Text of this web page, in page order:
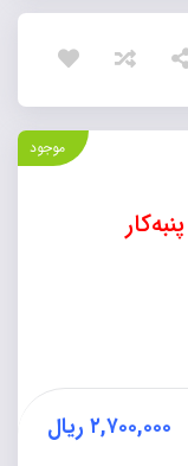
موجود
۲,۷۰۰,۰۰۰ ریال